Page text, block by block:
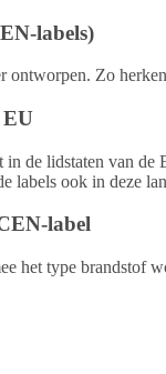
labels)
ontworpen. Zo
EU
de lidstaten van
labels ook in deze
label
het type brandstof